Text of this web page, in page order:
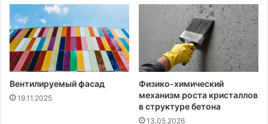
Вентилируемый фасад
19.11.2025
Физико-химический
механизм роста кристаллов
в структуре бетона
13.05.2026